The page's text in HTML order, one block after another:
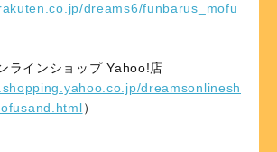
dreams6/funbarus_mofu
ラインショップ Yahoo!店
dreamsonlinesh
）